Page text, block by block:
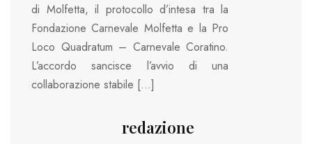
di Molfetta, il protocollo d’intesa tra la
Fondazione Carnevale Molfetta e la Pro
Loco Quadratum – Carnevale Coratino.
L’accordo sancisce l’avvio di una
collaborazione stabile […]
redazione